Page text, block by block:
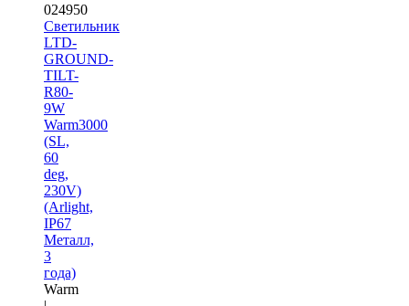
024950
Светильник
LTD-
GROUND-
TILT-
R80-
9W
Warm3000
(SL,
60
deg,
230V)
(Arlight,
IP67
Металл,
3
года)
Warm